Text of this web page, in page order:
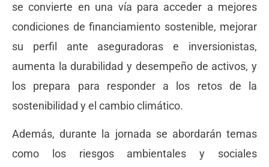
se convierte en una vía para acceder a mejores
condiciones de financiamiento sostenible, mejorar
su perfil ante aseguradoras e inversionistas,
aumenta la durabilidad y desempeño de activos, y
los prepara para responder a los retos de la
sostenibilidad y el cambio climático.
Además, durante la jornada se abordarán temas
como los riesgos ambientales y sociales